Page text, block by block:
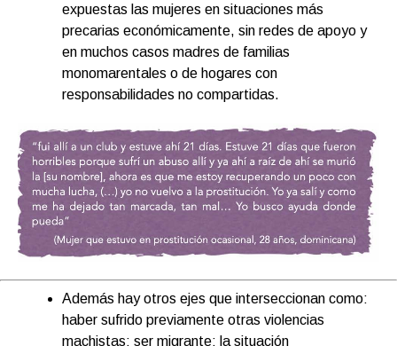
expuestas las mujeres en situaciones más
precarias económicamente, sin redes de apoyo y
en muchos casos madres de familias
monomarentales o de hogares con
responsabilidades no compartidas.
Además hay otros ejes que interseccionan como:
haber sufrido previamente otras violencias
machistas; ser migrante; la situación